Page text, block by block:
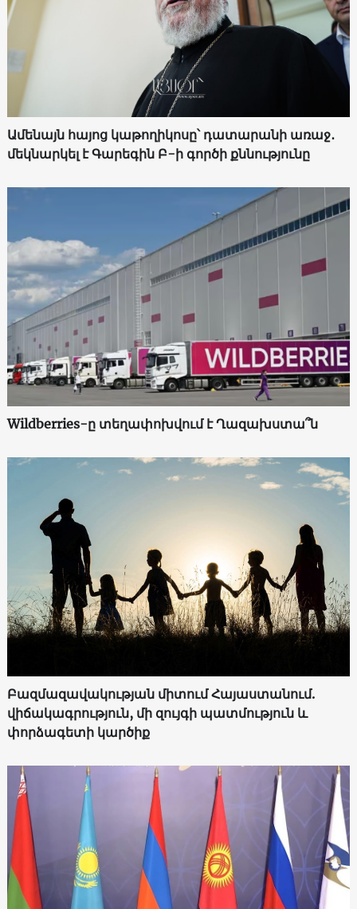
Ամենայն հայոց կաթողիկոսը՝ դատարանի առաջ․
մեկնարկել է Գարեգին Բ-ի գործի քննությունը
Wildberries-ը տեղափոխվում է Ղազախստա՞ն
Բազմազավակության միտում Հայաստանում.
վիճակագրություն, մի զույգի պատմություն և
փորձագետի կարծիք